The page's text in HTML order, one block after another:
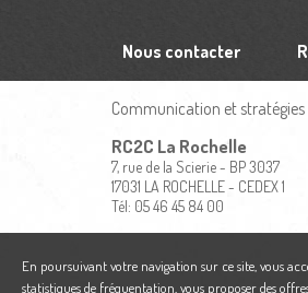
Nous contacter
Communication et stratégies
RC2C La Rochelle
7, rue de la Scierie - BP 3037
17031 LA ROCHELLE - CEDEX 1
Tél: 05 46 45 84 00
En poursuivant votre navigation sur ce site, vous
statistiques de fréquentation, vous proposer des